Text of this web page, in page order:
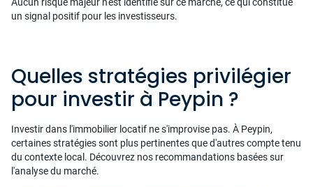
un signal positif pour les investisseurs.
Quelles stratégies privilégier
pour investir à Peypin ?
Investir dans l'immobilier locatif ne s'improvise pas. À Peypin,
certaines stratégies sont plus pertinentes que d'autres compte tenu
du contexte local. Découvrez nos recommandations basées sur
l'analyse du marché.